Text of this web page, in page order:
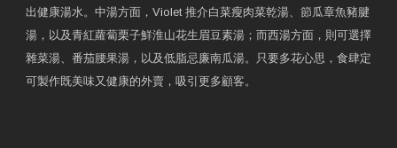
出健康湯水。中湯方面，Violet 推介白菜瘦肉菜乾湯、節瓜章魚豬腱
湯，以及青紅蘿蔔栗子鮮淮山花生眉豆素湯；而西湯方面，則可選擇
雜菜湯、番茄腰果湯，以及低脂忌廉南瓜湯。只要多花心思，食肆定
可製作既美味又健康的外賣，吸引更多顧客。